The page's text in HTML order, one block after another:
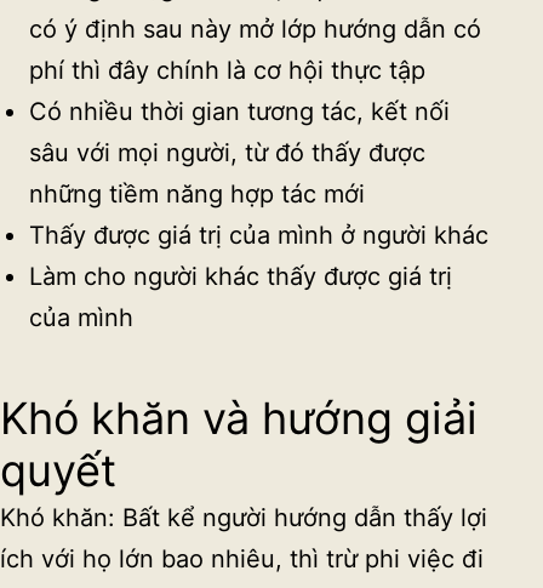
có ý định sau này mở lớp hướng dẫn có
phí thì đây chính là cơ hội thực tập
Có nhiều thời gian tương tác, kết nối
sâu với mọi người, từ đó thấy được
những tiềm năng hợp tác mới
Thấy được giá trị của mình ở người khác
Làm cho người khác thấy được giá trị
của mình
Khó khăn và hướng giải
quyết
Khó khăn: Bất kể người hướng dẫn thấy lợi
ích với họ lớn bao nhiêu, thì trừ phi việc đi